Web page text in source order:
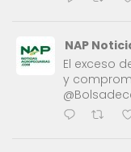
NAP
El exceso
y